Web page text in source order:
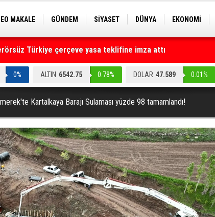
MAKALE GÜNDEM SİYASET DÜNYA EKONOMİ
Türkiye çerçeve yasa teklifine imza attı
dediler: Medyayı hedef alan akılalmaz tuzak ifşa
0% ALTIN 6542.75 0.78% DOLAR 47.589 0.01%
Kartalkaya Barajı Sulaması yüzde 98 tamamlandı!